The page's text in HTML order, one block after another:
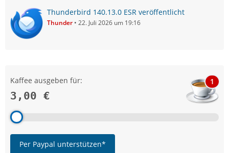
Thunderbird 140.13.0 ESR veröffentlicht
Thunder 22. Juli 2026 um 19:16
Kaffee ausgeben für:
3,00 €
1
Per Paypal unterstützen*